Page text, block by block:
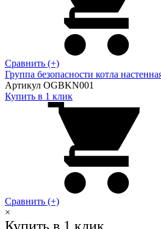
Сравнить (+)
Группа безопасности котла
Артикул OGBKN001
Купить в 1 клик
Сравнить (+)
×